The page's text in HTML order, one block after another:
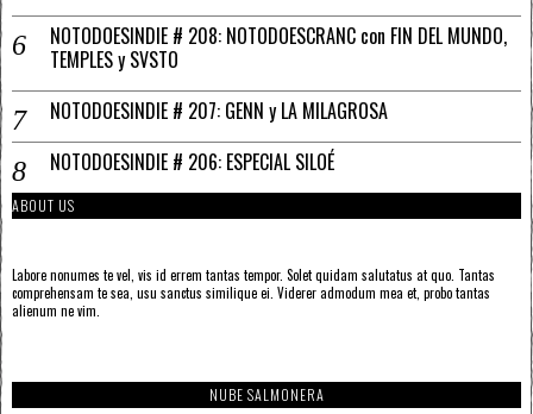
NOTODOESINDIE # 208: NOTODOESCRANC con FIN DEL MUNDO,
TEMPLES y SVSTO
NOTODOESINDIE # 207: GENN y LA MILAGROSA
NOTODOESINDIE # 206: ESPECIAL SILOÉ
ABOUT US
Labore nonumes te vel, vis id errem tantas tempor. Solet quidam salutatus at quo. Tantas
comprehensam te sea, usu sanctus similique ei. Viderer admodum mea et, probo tantas
alienum ne vim.
NUBE SALMONERA